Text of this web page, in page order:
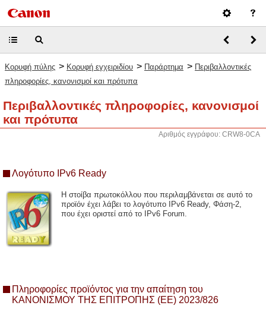
Κορυφή πύλης > Κορυφή εγχειριδίου > Παράρτημα > Περιβαλλοντικές
πληροφορίες, κανονισμοί και πρότυπα
Περιβαλλοντικές πληροφορίες, κανονισμοί
και πρότυπα
Αριθμός εγγράφου: CRW8-0CA
Λογότυπο IPv6 Ready
Η στοίβα πρωτοκόλλου που περιλαμβάνεται σε αυτό το
προϊόν έχει λάβει το λογότυπο IPv6 Ready, Φάση-2,
που έχει οριστεί από το IPv6 Forum.
Πληροφορίες προϊόντος για την απαίτηση του
ΚΑΝΟΝΙΣΜΟΥ ΤΗΣ ΕΠΙΤΡΟΠΗΣ (ΕΕ) 2023/826